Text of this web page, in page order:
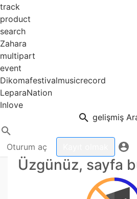
track
product
search
Zahara
multipart
event
Dikomafestivalmusicrecord
LeparaNation
Inlove
gelişmiş
Oturum aç
Üzgünüz, sayfa